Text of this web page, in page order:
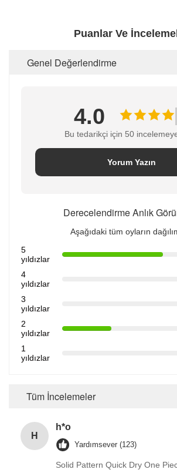
Puanlar Ve
Genel Değerlendirme
4.0
Bu tedarikçi için 50
Yorum Yazın
Derecelendirme Anlık
Aşağıdaki tüm oyların
5
yıldızlar
4
yıldızlar
3
yıldızlar
2
yıldızlar
1
yıldızlar
Tüm İncelemeler
H
h*o
Yardımsever (123)
Solid Pattern Quick Dry One